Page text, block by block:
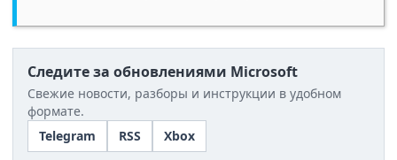
Следите за обновлениями Microsoft
Свежие новости, разборы и инструкции в удобном
формате.
Telegram
RSS Xbox